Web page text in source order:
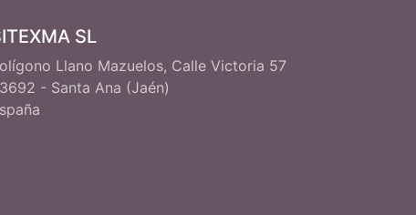
SL
Llano Mazuelos, Calle Victoria 57
- Santa Ana (Jaén)